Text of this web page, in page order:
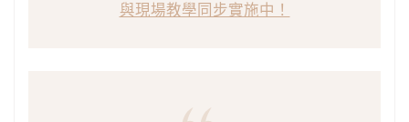
與現場教學同步實施中！